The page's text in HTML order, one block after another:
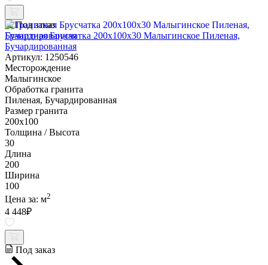
Под заказ
Гранитная Брусчатка 200х100x30 Малыгинское Пиленая,
Бучардированная
Артикул: 1250546
Месторождение
Малыгинское
Обработка гранита
Пиленая, Бучардированная
Размер гранита
200х100
Толщина / Высота
30
Длина
200
Ширина
100
Цена за: м2
4 448₽
Под заказ